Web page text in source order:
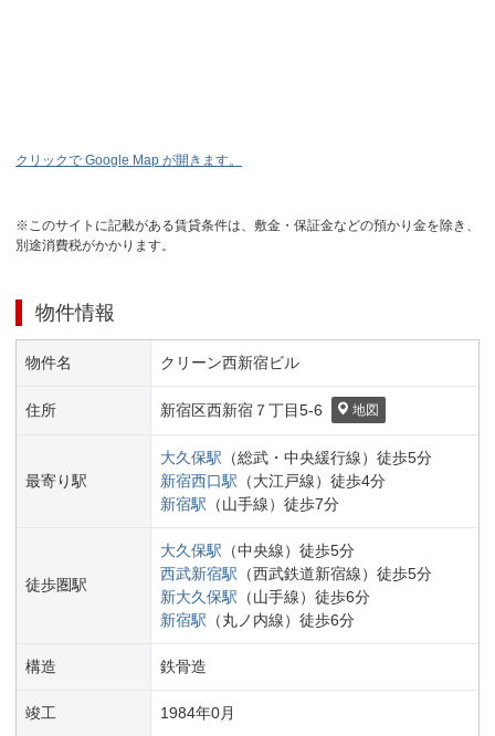
クリックで Google Map が開きます。
※このサイトに記載がある賃貸条件は、敷金・保証金などの預かり金を除き、
別途消費税がかかります。
物件情報
物件名 クリーン西新宿ビル
住所 新宿区西新宿７丁目5-6 地図
最寄り駅
大久保駅 （総武・中央緩行線） 徒歩5分
新宿西口駅 （大江戸線） 徒歩4分
新宿駅 （山手線） 徒歩7分
徒歩圏駅
大久保駅 （中央線） 徒歩5分
西武新宿駅 （西武鉄道新宿線） 徒歩5分
新大久保駅 （山手線） 徒歩6分
新宿駅 （丸ノ内線） 徒歩6分
構造 鉄骨造
竣工 1984年0月